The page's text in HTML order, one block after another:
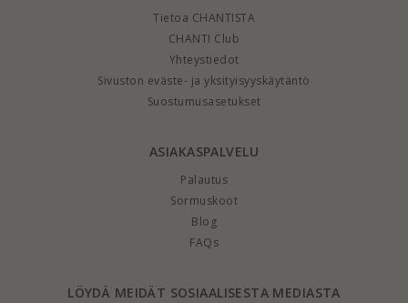
Tietoa CHANTISTA
CHANTI Club
Yhteystiedot
Sivuston eväste- ja yksityisyyskäytäntö
Suostumusasetukset
ASIAKASPALVELU
Palautus
Sormuskoot
Blog
FAQs
LÖYDÄ MEIDÄT SOSIAALISESTA MEDIASTA